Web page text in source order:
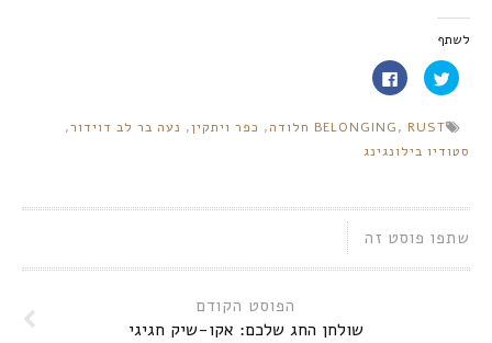
לשתף
לחצו
כדי
(נפתח
חדש)
לחיצה
לשיתוף
בחלון
BELONGING, RUST חלודה , כפר ויתקין, נעה בר לב דוידור,
סטודיו בילונגינג
שתפו פוסט זה
הפוסט הקודם
שולחן החג שלכם: אקו-שיק חגיגי